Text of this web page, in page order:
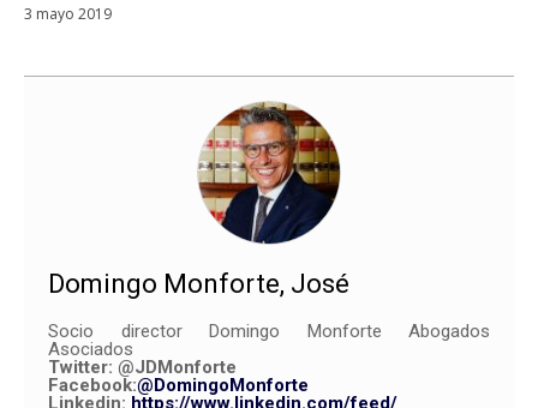
3 mayo 2019
Domingo Monforte, José
Socio director Domingo Monforte Abogados
Asociados
Twitter: @JDMonforte
Facebook:@DomingoMonforte
Linkedin: https://www.linkedin.com/feed/